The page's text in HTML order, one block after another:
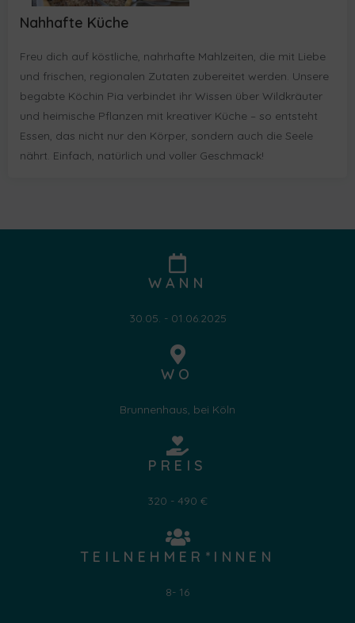
Nahhafte Küche
Freu dich auf köstliche, nahrhafte Mahlzeiten, die mit Liebe
und frischen, regionalen Zutaten zubereitet werden. Unsere
begabte Köchin Pia verbindet ihr Wissen über Wildkräuter
und heimische Pflanzen mit kreativer Küche – so entsteht
Essen, das nicht nur den Körper, sondern auch die Seele
nährt. Einfach, natürlich und voller Geschmack!
WANN
30.05. - 01.06.2025
WO
Brunnenhaus, bei Köln
PREIS
320 - 490 €
TEILNEHMER*INNEN
8- 16